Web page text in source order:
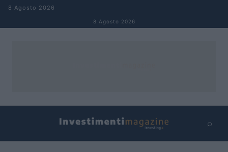
Salta al contenuto
8 Agosto 2026
8 Agosto 2026
⌕